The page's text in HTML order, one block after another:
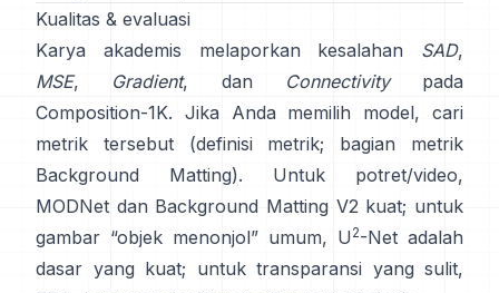
Kualitas & evaluasi
Karya akademis melaporkan kesalahan SAD,
MSE, Gradient, dan Connectivitypada
Composition-1K. Jika Anda memilih model, cari
metrik tersebut
(definisi metrik;
bagian metrik
Background Matting). Untuk potret/video,
MODNet dan Background Matting V2 kuat; untuk
gambar “objek menonjol” umum, U 2-Net adalah
dasar yang kuat; untuk transparansi yang sulit,